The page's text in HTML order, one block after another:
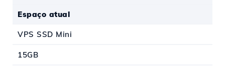
Espaço atual
VPS SSD Mini
15GB